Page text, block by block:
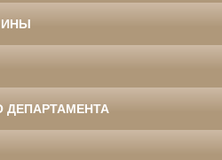
ДЕПАРТАМЕНТА